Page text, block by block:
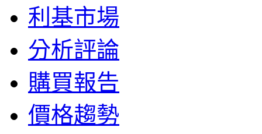
利基市場
分析評論
購買報告
價格趨勢